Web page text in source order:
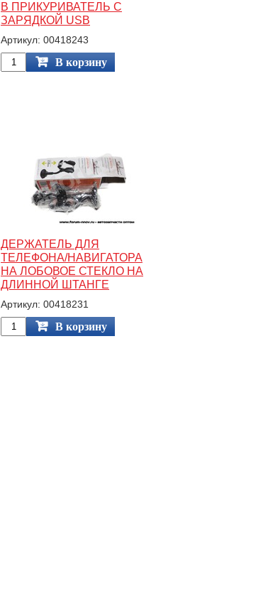
В ПРИКУРИВАТЕЛЬ С
ЗАРЯДКОЙ USB
Артикул: 00418243
В корзину
ДЕРЖАТЕЛЬ ДЛЯ
ТЕЛЕФОНА/НАВИГАТОРА
НА ЛОБОВОЕ СТЕКЛО НА
ДЛИННОЙ ШТАНГЕ
Артикул: 00418231
В корзину